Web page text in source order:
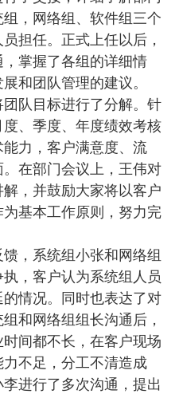
，网络组、软件组三个
担任。正式上任以后，
掌握了各组的详细情
和团队管理的建议。
队目标进行了分解。针
、季度、年度绩效考核
力，客户满意度、流
在部门会议上，王伟对
，并鼓励大家将以客户
基本工作原则，努力完
，系统组小张和网络组
，客户认为系统组人员
情况。同时也表达了对
和网络组组长沟通后，
间都不长，在客户现场
不足，分工不清造成
进行了多次沟通，提出